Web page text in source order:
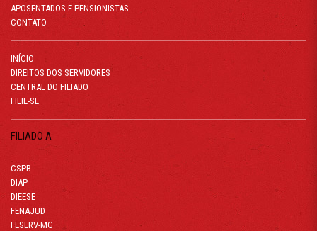
APOSENTADOS E PENSIONISTAS
CONTATO
INÍCIO
DIREITOS DOS SERVIDORES
CENTRAL DO FILIADO
FILIE-SE
FILIADO A
CSPB
DIAP
DIEESE
FENAJUD
FESERV-MG